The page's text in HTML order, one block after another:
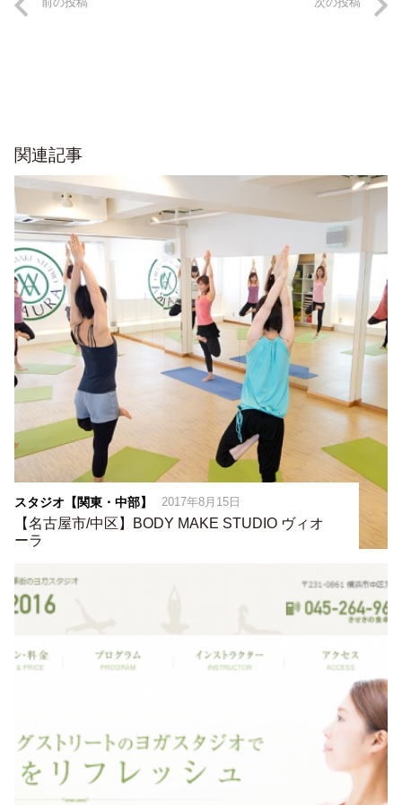
関連記事
スタジオ【関東・中部】 2017年8月15日
【名古屋市/中区】BODY MAKE STUDIO ヴィオ
ーラ